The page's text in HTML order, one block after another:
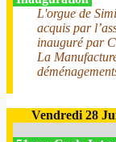
L'orgue de
acquis par
inauguré par
La
Vendredi 28